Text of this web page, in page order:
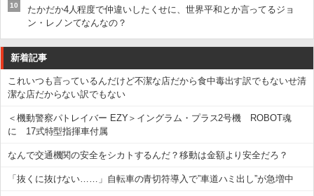
10
たかだか4人程度で仲違いしたくせに、世界平和とか言ってるジョ
ン・レノンてなんなの？
新着記事
これいつも言っているんだけど不潔な店だから食中毒出す訳でもないせ清
潔な店だからない訳でもない
＜機動警察パトレイバー EZY＞イングラム・プラス2号機 ROBOT魂
に 17式特型指揮車付属
なんで交通機関の安全をシカトするんだ？移動は金額より安全だろ？
「抜くに抜けない……」自転車の青切符導入で”車道ハミ出し”が急増中